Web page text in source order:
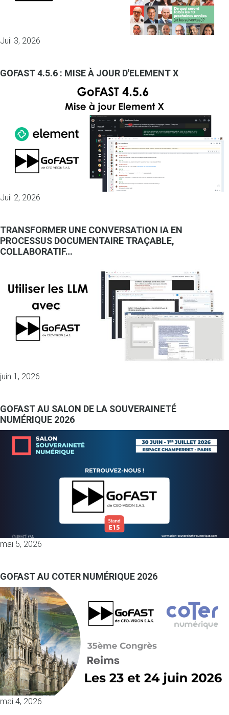
Juil 3, 2026
GOFAST 4.5.6 : MISE À JOUR D'ELEMENT X
Juil 2, 2026
TRANSFORMER UNE CONVERSATION IA EN
PROCESSUS DOCUMENTAIRE TRAÇABLE,
COLLABORATIF…
juin 1, 2026
GOFAST AU SALON DE LA SOUVERAINETÉ
NUMÉRIQUE 2026
mai 5, 2026
GOFAST AU COTER NUMÉRIQUE 2026
mai 4, 2026